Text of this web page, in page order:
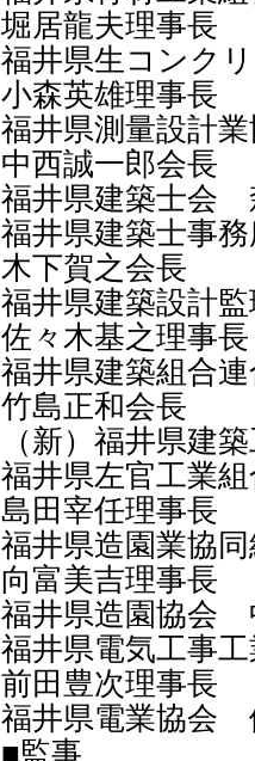
堀居龍夫理事長
福井県生コンク
小森英雄理事長
福井県測量設計
中西誠一郎会長
福井県建築士会
福井県建築士事
木下賀之会長
福井県建築設計
佐々木基之理事長
福井県建築組合
竹島正和会長
（新）福井県建
福井県左官工業
島田宰任理事長
福井県造園業協
向富美吉理事長
福井県造園協会
福井県電気工事
前田豊次理事長
福井県電業協会
■監事